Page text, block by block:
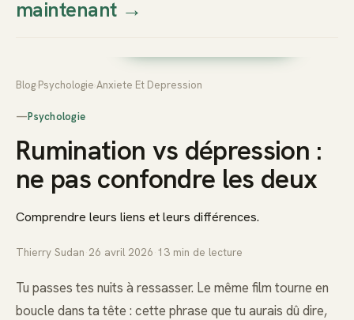
Thierry
Prendre rendez-vous dès
maintenant→
Blog Psychologie Anxiete Et Depression
—Psychologie
Rumination vs dépression :
ne pas confondre les deux
Comprendre leurs liens et leurs différences.
Thierry Sudan 26 avril 2026 13 min de lecture
Tu passes tes nuits à ressasser. Le même film tourne en
boucle dans ta tête : cette phrase que tu aurais dû dire,